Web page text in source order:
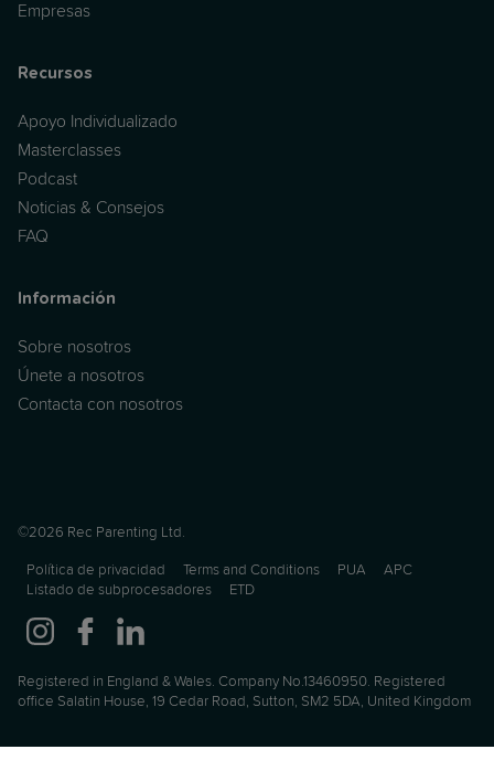
Empresas
Recursos
Apoyo Individualizado
Masterclasses
Podcast
Noticias & Consejos
FAQ
Información
Sobre nosotros
Únete a nosotros
Contacta con nosotros
©2026 Rec Parenting Ltd.
Política de privacidad Terms and Conditions PUA
APC
Listado de subprocesadores
ETD
Registered in England & Wales. Company No.13460950. Registered
office Salatin House, 19 Cedar Road, Sutton, SM2 5DA, United Kingdom